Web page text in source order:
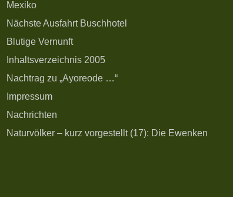
Mexiko
Nächste Ausfahrt Buschhotel
Blutige Vernunft
Inhaltsverzeichnis 2005
Nachtrag zu „Ayoreode …“
Impressum
Nachrichten
Naturvölker – kurz vorgestellt (17): Die Ewenken